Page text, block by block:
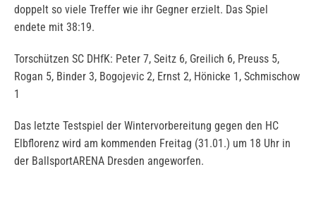
doppelt so viele Treffer wie ihr Gegner erzielt. Das Spiel
endete mit 38:19.
Torschützen SC DHfK: Peter 7, Seitz 6, Greilich 6, Preuss 5,
Rogan 5, Binder 3, Bogojevic 2, Ernst 2, Hönicke 1, Schmischow
1
Das letzte Testspiel der Wintervorbereitung gegen den HC
Elbflorenz wird am kommenden Freitag (31.01.) um 18 Uhr in
der BallsportARENA Dresden angeworfen.